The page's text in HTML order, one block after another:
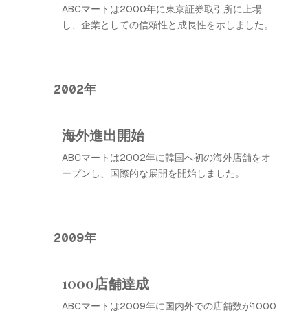
ABCマートは2000年に東京証券取引所に上場
し、企業としての信頼性と成長性を示しました。
2002年
海外進出開始
ABCマートは2002年に韓国へ初の海外店舗をオ
ープンし、国際的な展開を開始しました。
2009年
1000店舗達成
ABCマートは2009年に国内外での店舗数が1000